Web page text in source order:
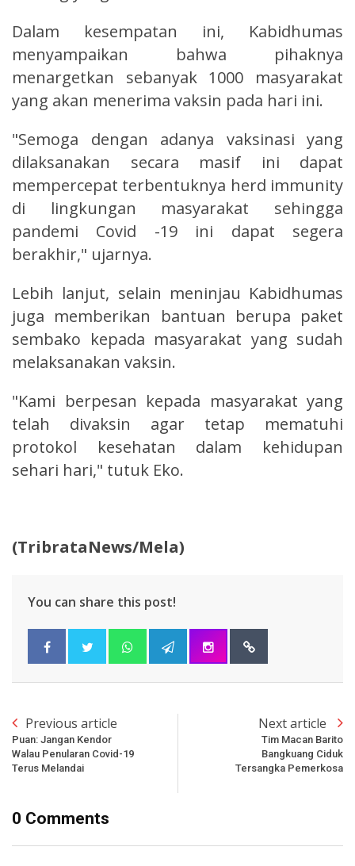
Dalam kesempatan ini, Kabidhumas
menyampaikan bahwa pihaknya
menargetkan sebanyak 1000 masyarakat
yang akan menerima vaksin pada hari ini.
"Semoga dengan adanya vaksinasi yang
dilaksanakan secara masif ini dapat
mempercepat terbentuknya herd immunity
di lingkungan masyarakat sehingga
pandemi Covid -19 ini dapat segera
berakhir," ujarnya.
Lebih lanjut, selain meninjau Kabidhumas
juga memberikan bantuan berupa paket
sembako kepada masyarakat yang sudah
melaksanakan vaksin.
"Kami berpesan kepada masyarakat yang
telah divaksin agar tetap mematuhi
protokol kesehatan dalam kehidupan
sehari hari," tutuk Eko.
(TribrataNews/Mela)
You can share this post!
Previous article
Puan: Jangan Kendor
Walau Penularan Covid-19
Terus Melandai
Next article
Tim Macan Barito
Bangkuang Ciduk
Tersangka Pemerkosa
0 Comments